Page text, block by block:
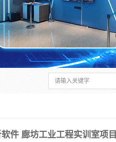
件 廊坊工业工程实训室项